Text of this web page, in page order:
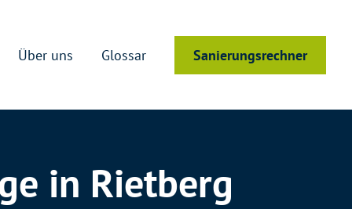
Über uns Glossar Sanierungsrechner
in Rietberg